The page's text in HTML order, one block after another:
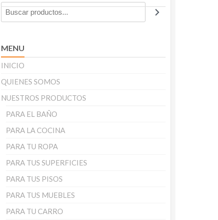
MENU
INICIO
QUIENES SOMOS
NUESTROS PRODUCTOS
PARA EL BAÑO
PARA LA COCINA
PARA TU ROPA
PARA TUS SUPERFICIES
PARA TUS PISOS
PARA TUS MUEBLES
PARA TU CARRO